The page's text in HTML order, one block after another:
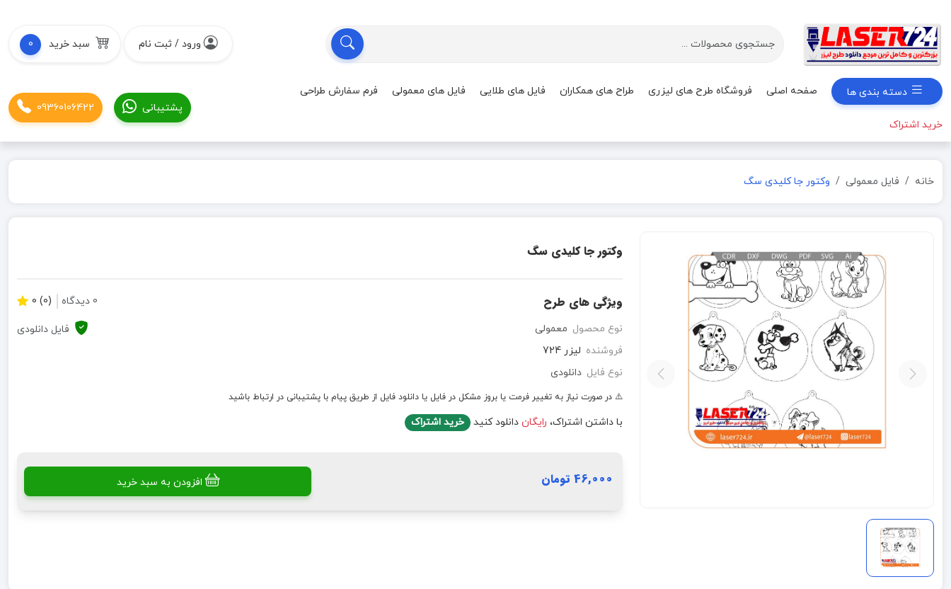
ورود / ثبت نام سبد خرید 0
دسته بندی ها صفحه اصلی فروشگاه طرح های لیزری طراح های همکاران فایل های طلایی فایل های معمولی فرم سفارش طراحی
خرید اشتراک
پشتیبانی 09360106422
خانه فایل معمولی وکتور جا کلیدی سگ
وکتور جا کلیدی سگ
ویژگی های طرح
نوع محصول معمولی
فروشنده لیزر 724
نوع فایل دانلودی
0 دیدگاه (0) 0
فایل دانلودی
⚠️ در صورت نیاز به تغییر فرمت یا بروز مشکل در فایل یا دانلود فایل از طریق پیام با پشتیبانی در ارتباط باشید
با داشتن اشتراک، رایگان دانلود کنید خرید اشتراک
46,000 تومان افزودن به سبد خرید